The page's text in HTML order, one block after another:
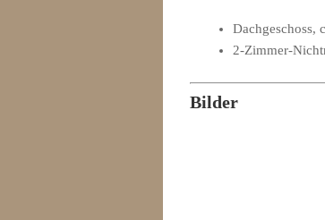
Dachgeschoss,
2-Zimmer-
Bilder